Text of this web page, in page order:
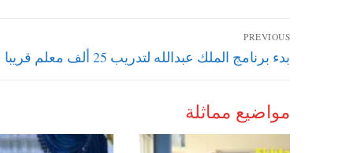
تصفّح
المقالات
PREVIOUS
Previous
بدء برنامج الملك عبدالله لتدريب 25 ألف معلم قريبا
مواضيع مماثلة